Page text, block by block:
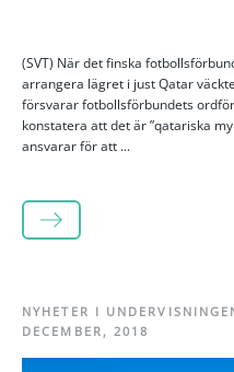
(SVT) När det finska
arrangera lägret i just Qatar
försvarar fotbollsförbundets
konstatera att det är ”qatariska
ansvarar för att ...
LÄS MER
NYHETER I
DECEMBER, 2018